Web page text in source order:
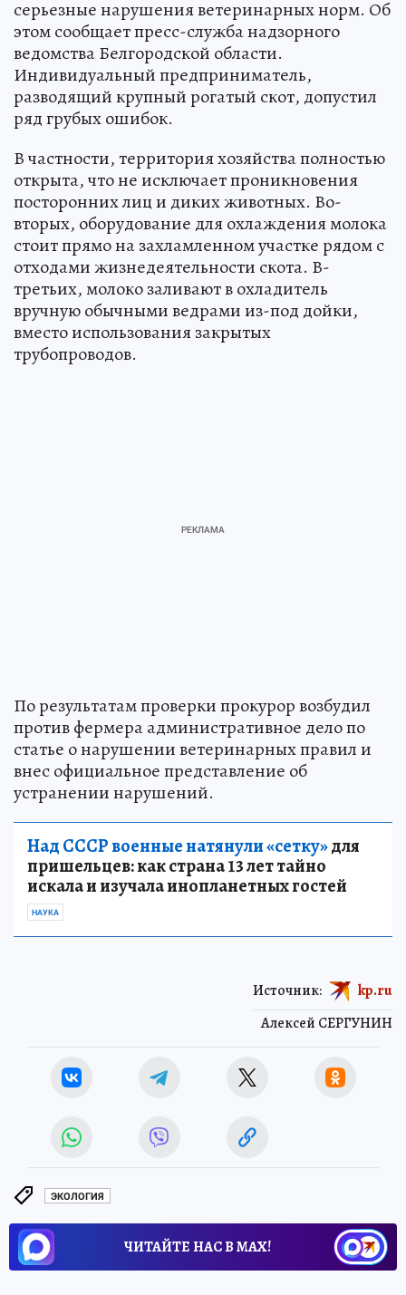
серьезные нарушения ветеринарных норм. Об
этом сообщает пресс-служба надзорного
ведомства Белгородской области.
Индивидуальный предприниматель,
разводящий крупный рогатый скот, допустил
ряд грубых ошибок.
В частности, территория хозяйства полностью
открыта, что не исключает проникновения
посторонних лиц и диких животных. Во-
вторых, оборудование для охлаждения молока
стоит прямо на захламленном участке рядом с
отходами жизнедеятельности скота. В-
третьих, молоко заливают в охладитель
вручную обычными ведрами из-под дойки,
вместо использования закрытых
трубопроводов.
По результатам проверки прокурор возбудил
против фермера административное дело по
статье о нарушении ветеринарных правил и
внес официальное представление об
устранении нарушений.
Над СССР военные натянули «сетку»для
пришельцев: как страна 13 лет тайно
искала и изучала инопланетных гостей
НАУКА
Алексей СЕРГУНИН
Источник: kp.ru
ЭКОЛОГИЯ
ЧИТАЙТЕ НАС В МАХ!